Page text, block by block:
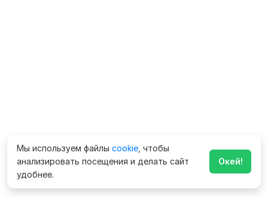
Мы используем файлы cookie , чтобы
анализировать посещения и делать сайт
удобнее.
Окей!